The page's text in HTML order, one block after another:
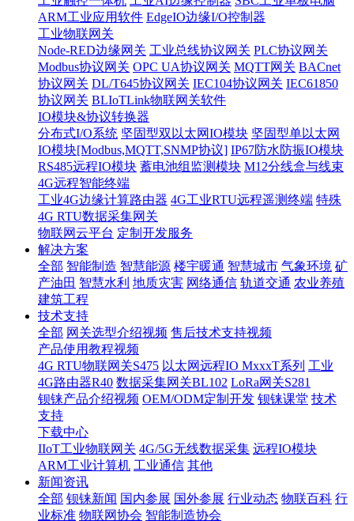
ARM工业应用软件 EdgeIO边缘I/O控制器
工业物联网关
Node-RED边缘网关 工业总线协议网关 PLC协议网关
Modbus协议网关 OPC UA协议网关 MQTT网关 BACnet
协议网关 DL/T645协议网关 IEC104协议网关 IEC61850
协议网关 BLIoTLink物联网关软件
IO模块&协议转换器
分布式I/O系统 坚固型双以太网IO模块 坚固型单以太网
IO模块[Modbus,MQTT,SNMP协议] IP67防水防振IO模块
RS485远程IO模块 蓄电池组监测模块 M12分线盒与线束
4G远程智能终端
工业4G边缘计算路由器 4G工业RTU远程遥测终端 特殊
4G RTU数据采集网关
物联网云平台 定制开发服务
解决方案
全部 智能制造 智慧能源 楼宇暖通 智慧城市 气象环境 矿
产油田 智慧水利 地质灾害 网络通信 轨道交通 农业养殖
建筑工程
技术支持
全部 网关选型介绍视频 售后技术支持视频
产品使用教程视频
4G RTU物联网关S475 以太网远程IO MxxxT系列 工业
4G路由器R40 数据采集网关BL102 LoRa网关S281
钡铼产品介绍视频 OEM/ODM定制开发 钡铼课堂 技术
支持
下载中心
IIoT工业物联网关 4G/5G无线数据采集 远程IO模块
ARM工业计算机 工业通信 其他
新闻资讯
全部 钡铼新闻 国内参展 国外参展 行业动态 物联百科 行
业标准 物联网协会 智能制造协会